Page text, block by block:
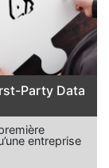
Party Data
entreprise